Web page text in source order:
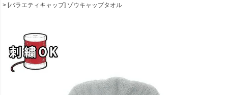
[バラエティキャップ] ゾウキャップタオル